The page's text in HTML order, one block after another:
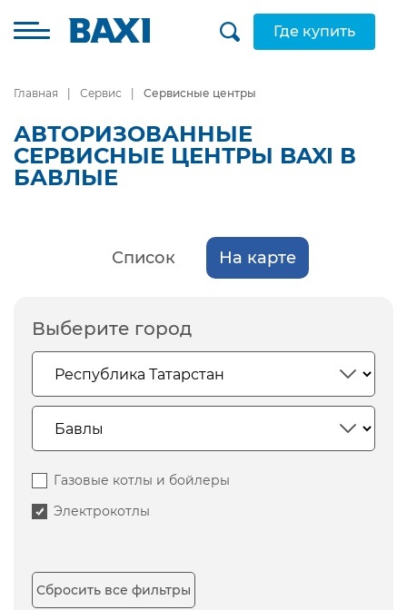
Где купить
Главная Сервис Сервисные центры
АВТОРИЗОВАННЫЕ
СЕРВИСНЫЕ ЦЕНТРЫ BAXI В
БАВЛЫЕ
Список На карте
Выберите город
Газовые котлы и бойлеры
Электрокотлы
Сбросить все фильтры